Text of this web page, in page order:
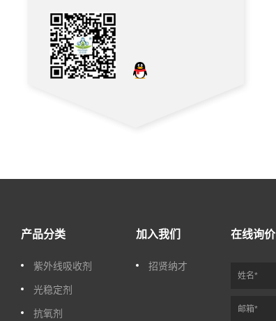
产品分类
紫外线吸收剂
光稳定剂
抗氧剂
加入我们
招贤纳才
在线询价